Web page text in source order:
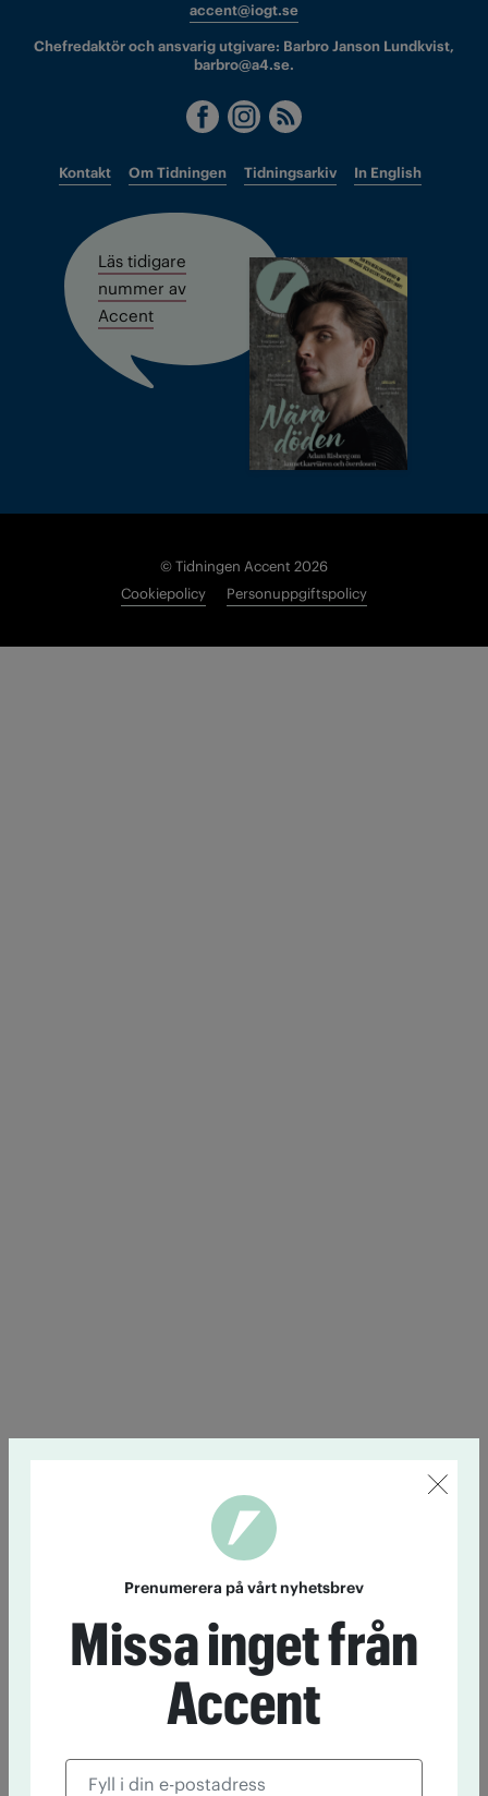
accent@iogt.se
Chefredaktör och ansvarig utgivare: Barbro Janson Lundkvist,
barbro@a4.se.
Kontakt Om Tidningen Tidningsarkiv In English
Läs tidigare
nummer av
Accent
© Tidningen Accent 2026
Cookiepolicy
Personuppgiftspolicy
Prenumerera på vårt nyhetsbrev
Missa inget från
Accent